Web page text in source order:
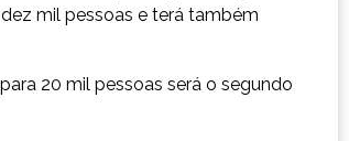
mil pessoas e terá também
20 mil pessoas será o segundo